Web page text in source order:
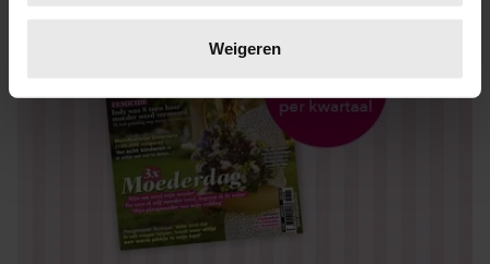
verwerkt en stel uw voorkeuren in het
intrekken in de Cookieverklaring.
We gebruiken cookies om content en advertenties te
personaliseren, om functies voor social media te bieden
en om ons websiteverkeer te analyseren. Ook delen we
informatie over uw gebruik van onze site met onze
partners voor social media, adverteren en analyse. Deze
Weigeren